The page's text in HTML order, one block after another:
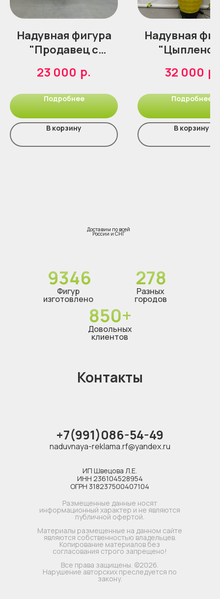
Надувная фигура
"Продавец с
23 000 р.
Подробнее
В корзину
Надувная
32 000 р.
Подробнее
В корзину
850+
9346
Контакты
Доставим по всей
России и СНГ
Размещенные данные носят
информационный характер и не являются
публичной офертой.
Материалы размещенные на данном сайте
являются собственностью владельцев.
Копирование материалов без
согласования строго запрещено!
Все права защищены. ©2026.
Нарушение авторских преследуется по
закону.
Довольных
клиентов
278
Разных
городов
Фигур
изготовлено
ИП Швецова Л.Е.
ИНН 236104528954
ОГРН 318237500407104
+7(991)086-54-49
naduvnaya-reklama.rf@yandex.ru